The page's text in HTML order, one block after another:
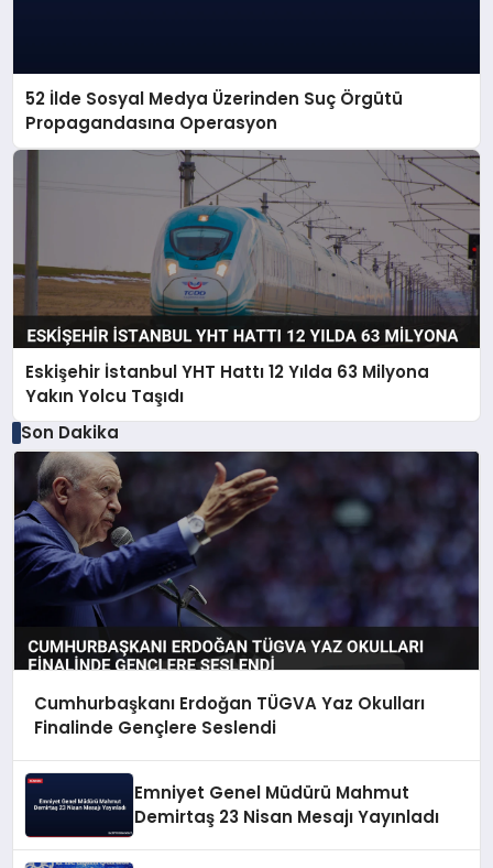
52 İlde Sosyal Medya Üzerinden Suç Örgütü
Propagandasına Operasyon
Eskişehir İstanbul YHT Hattı 12 Yılda 63 Milyona
Yakın Yolcu Taşıdı
Son Dakika
Cumhurbaşkanı Erdoğan TÜGVA Yaz Okulları
Finalinde Gençlere Seslendi
Emniyet Genel Müdürü Mahmut
Demirtaş 23 Nisan Mesajı Yayınladı